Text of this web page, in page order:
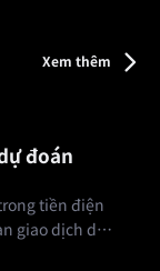
hạ tầng tiền
Xem thêm
đoán
tiền điện
giao dịch dựa
bầu cử, tin